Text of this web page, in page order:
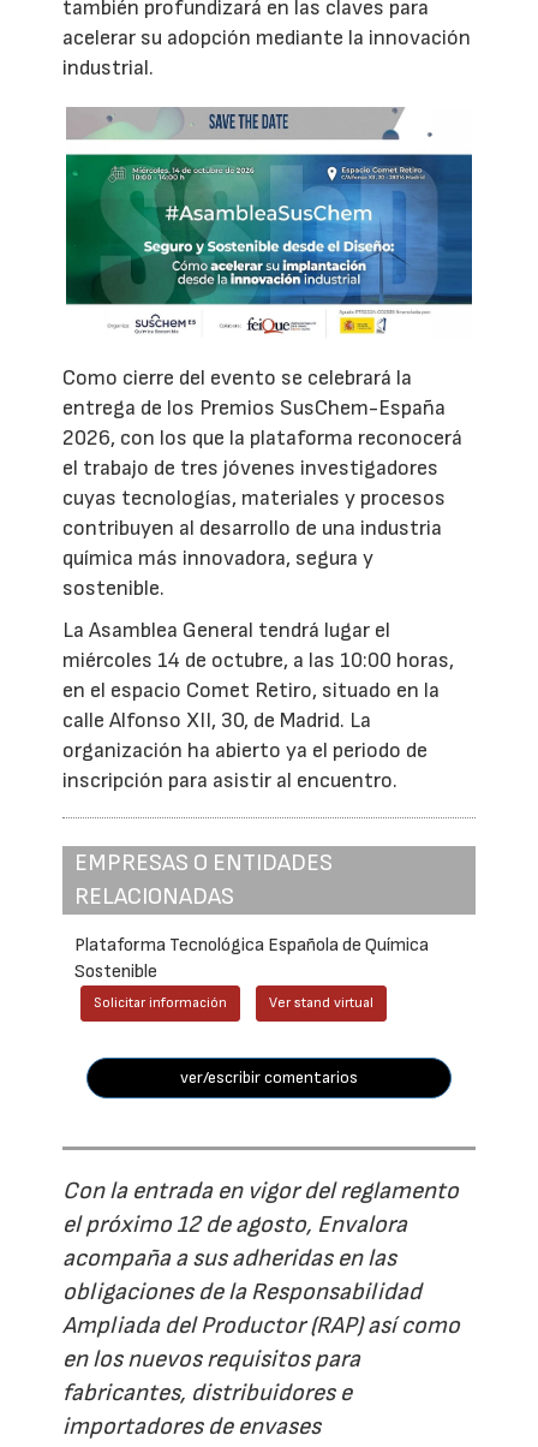
también profundizará en las claves para
acelerar su adopción mediante la innovación
industrial.
Como cierre del evento se celebrará la
entrega de los Premios SusChem-España
2026, con los que la plataforma reconocerá
el trabajo de tres jóvenes investigadores
cuyas tecnologías, materiales y procesos
contribuyen al desarrollo de una industria
química más innovadora, segura y
sostenible.
La Asamblea General tendrá lugar el
miércoles 14 de octubre, a las 10:00 horas,
en el espacio Comet Retiro, situado en la
calle Alfonso XII, 30, de Madrid. La
organización ha abierto ya el periodo de
inscripción para asistir al encuentro.
EMPRESAS O ENTIDADES
RELACIONADAS
Plataforma Tecnológica Española de Química
Sostenible
Solicitar información Ver stand virtual
ver/escribir comentarios
Con la entrada en vigor del reglamento
el próximo 12 de agosto, Envalora
acompaña a sus adheridas en las
obligaciones de la Responsabilidad
Ampliada del Productor (RAP) así como
en los nuevos requisitos para
fabricantes, distribuidores e
importadores de envases